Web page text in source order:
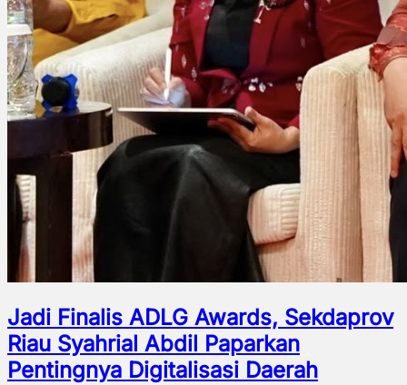
Jadi Finalis ADLG Awards, Sekdaprov
Riau Syahrial Abdil Paparkan
Pentingnya Digitalisasi Daerah